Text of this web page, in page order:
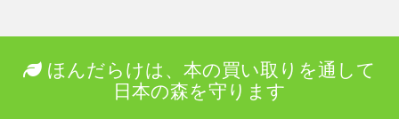
ほんだらけは、本の買い取りを通して
日本の森を守ります